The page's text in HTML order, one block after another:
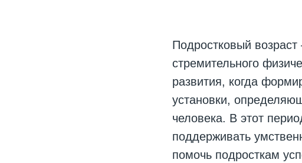
Подростковый
стремительного
развития, когда
установки,
человека. В этот
поддерживать
помочь подросткам